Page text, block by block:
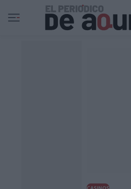
Ir al contenido principal